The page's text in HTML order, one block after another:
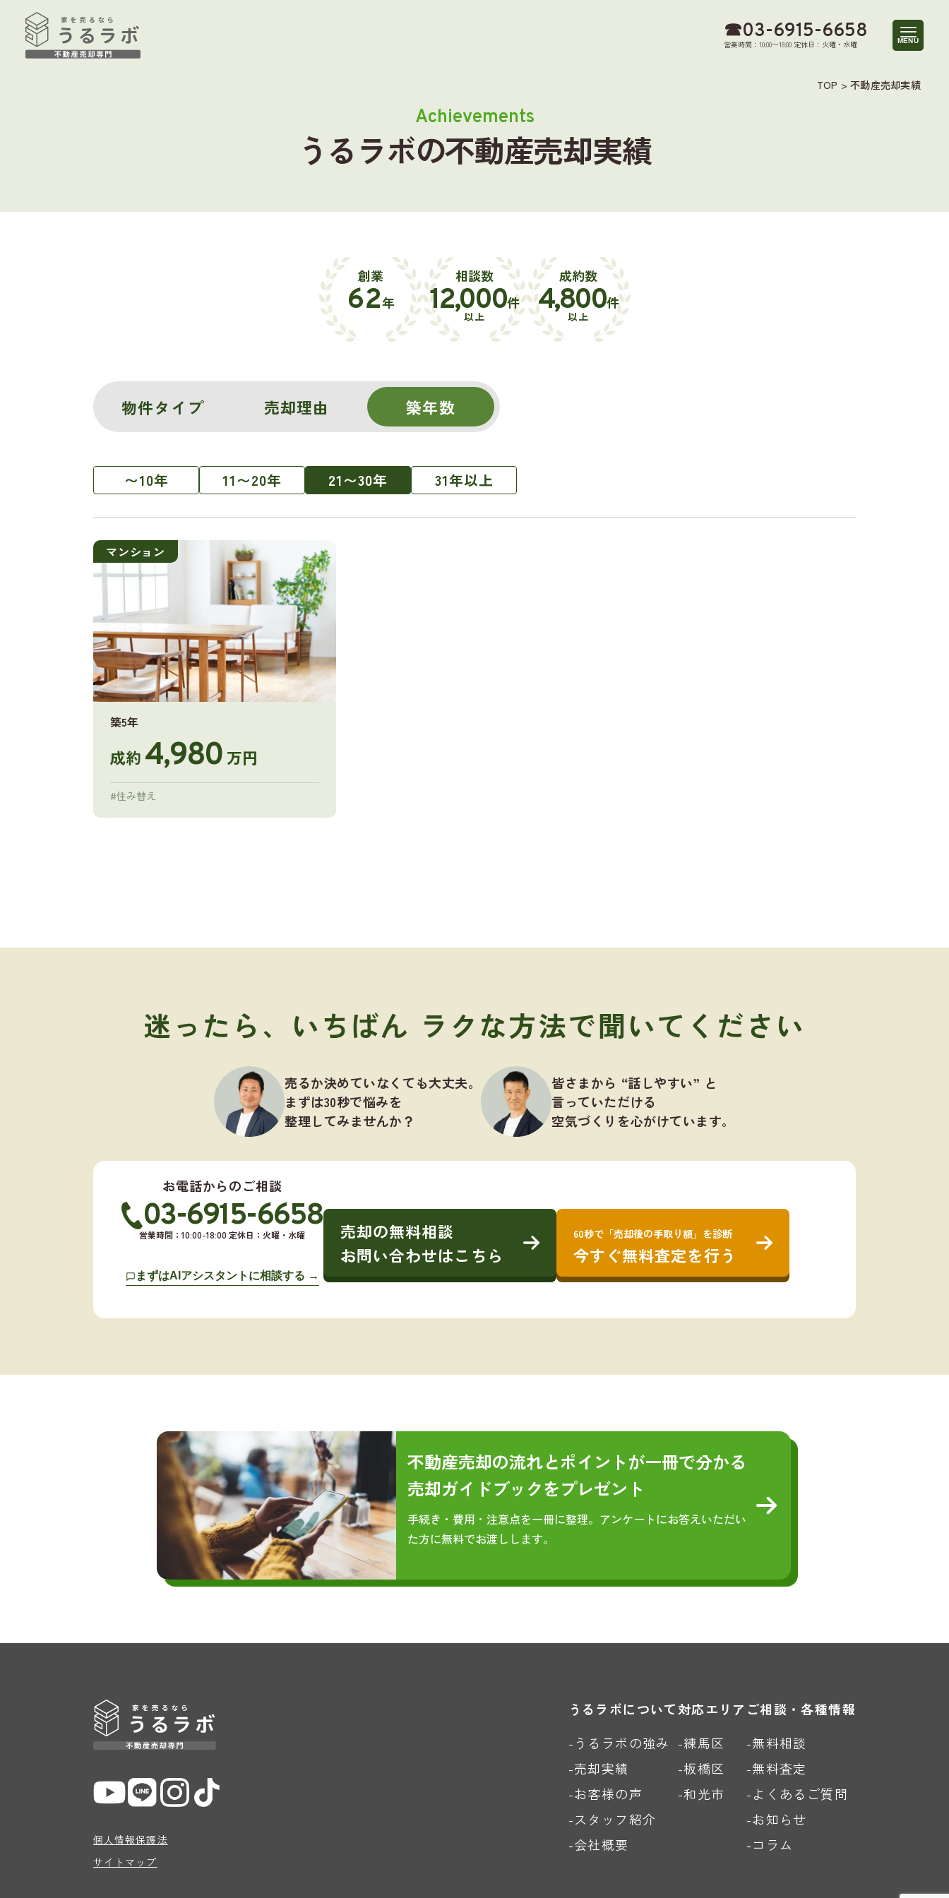
☎︎03-6915-6658
営業時間：10:00〜18:00 定休日：火曜・水曜
TOP >不動産売却実績
うるラボの不動産売却実績
創業
62年
相談数
12,000件
以上
成約数
4,800件
以上
物件タイプ 売却理由 築年数
〜10年 11〜20年 21〜30年 31年以上
マンション
築5年
成約 4,980 万円
#住み替え
迷ったら、いちばん ラクな方法で聞いてください
売るか決めていなくても大丈夫。
まずは30秒で悩みを
整理してみませんか？
皆さまから “話しやすい” と
言っていただける
空気づくりを心がけています。
お電話からのご相談
03-6915-6658
営業時間：10:00-18:00 定休日：火曜・水曜
まずはAIアシスタントに相談する →
売却の無料相談
お問い合わせはこちら
60秒で「売却後の手取り額」を診断
今すぐ無料査定を行う
不動産売却の流れとポイントが一冊で分かる
売却ガイドブックをプレゼント
手続き・費用・注意点を一冊に整理。アンケートにお答えいただい
た方に無料でお渡しします。
個人情報保護法
サイトマップ
うるラボについて
-うるラボの強み
-売却実績
-お客様の声
-スタッフ紹介
-会社概要
対応エリア
-練馬区
-板橋区
-和光市
ご相談・各種情報
-無料相談
-無料査定
-よくあるご質問
-お知らせ
-コラム